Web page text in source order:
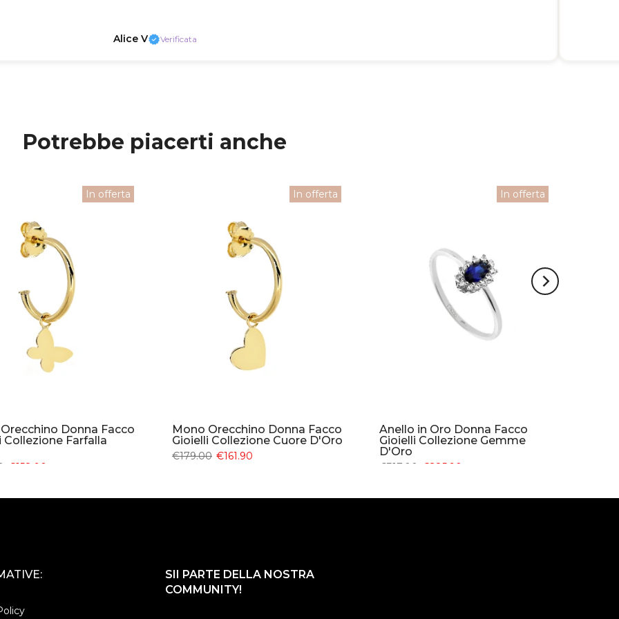
Alice V Verificata
Potrebbe piacerti anche
In offerta
Donna Facco
Collezione Farfalla
€158.90
In offerta
Mono Orecchino Donna Facco
Gioielli Collezione Cuore D'Oro
€179.00 €161.90
In offerta
Anello in Oro Donna Facco
Gioielli Collezione Gemme
D'Oro
€317.00 €285.90
SII PARTE DELLA NOSTRA
COMMUNITY!